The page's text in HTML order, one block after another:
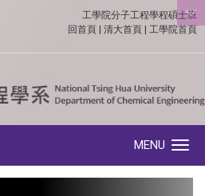
:::
工學院分子工程學程碩士班
回首頁
清大首頁 工學院首頁
MENU